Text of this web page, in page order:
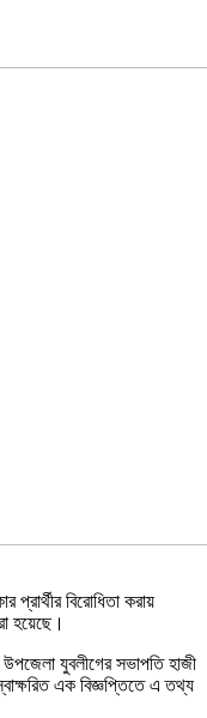
প্রার্থীর বিরোধিতা করায়
হয়েছে।
উপজেলা যুবলীগের সভাপতি হাজী
এক বিজ্ঞপ্তিতে এ তথ্য